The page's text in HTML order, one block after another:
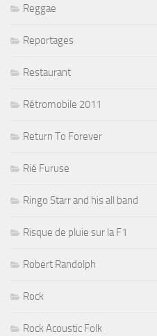
Reggae
Reportages
Restaurant
Rétromobile 2011
Return To Forever
Rié Furuse
Ringo Starr and his all band
Risque de pluie sur la F1
Robert Randolph
Rock
Rock Acoustic Folk